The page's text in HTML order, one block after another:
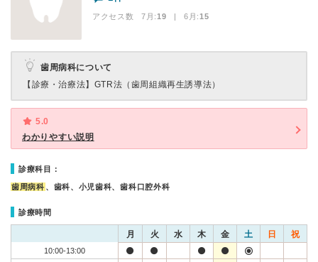
アクセス数 7月:19 | 6月:15
歯周病科について
【診療・治療法】 GTR法（歯周組織再生誘導法）
5.0
わかりやすい説明
診療科目：
歯周病科 、歯科、小児歯科、歯科口腔外科
診療時間
月 火 水 木 金 土 日 祝
10:00-13:00